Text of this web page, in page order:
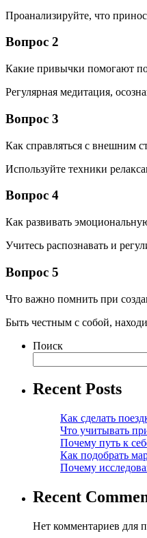
Проанализируйте, что
Вопрос 2
Какие привычки помогают
Регулярная медитация,
Вопрос 3
Как справляться с внешним
Используйте техники
Вопрос 4
Как развивать
Учитесь распознавать и
Вопрос 5
Что важно помнить при
Быть честным с собой,
Поиск
Recent Posts
Как сделать
Что учитывать
Почему путь к
Как подобрать
Почему
Recent
Нет комментариев для